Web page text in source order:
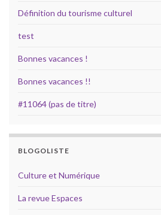
Définition du tourisme culturel
test
Bonnes vacances !
Bonnes vacances !!
#11064 (pas de titre)
BLOGOLISTE
Culture et Numérique
La revue Espaces